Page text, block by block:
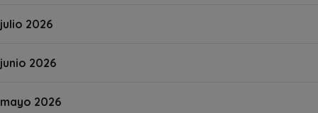
julio 2026
junio 2026
mayo 2026